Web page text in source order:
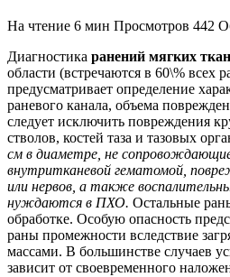
На чтение 6 мин Просмотров 442
Диагностика ранений мягких
области (встречаются в 60\% всех
предусматривает определение
раневого канала, объема
следует исключить повреждения
стволов, костей таза и тазовых
см в диаметре, не
внутритканевой гематомой,
или нервов, а также
нуждаются в ПХО. Остальные
обработке. Особую опасность
раны промежности вследствие
массами. В большинстве случаев
зависит от своевременного